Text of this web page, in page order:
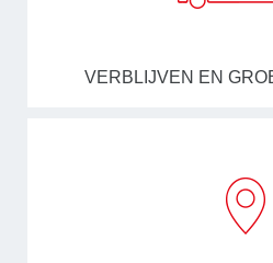
VERBLIJVEN EN